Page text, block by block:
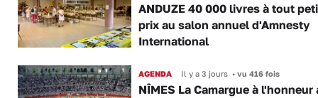
ANDUZE 40 000 livres à tout
prix au salon annuel d'Amnesty
International
AGENDA Il y a 3 jours •vu 416 fois
NÎMES La Camargue à l'honneur